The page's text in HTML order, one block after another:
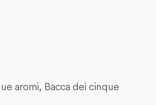
aromi, Bacca dei cinque